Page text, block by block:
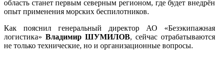
область станет первым северным регионом, где будет внедрён
опыт применения морских беспилотников.
Как пояснил генеральный директор АО «Безэкипажная
логистика» Владимир ШУМИЛОВ, сейчас отрабатываются
не только технические, но и организационные вопросы.